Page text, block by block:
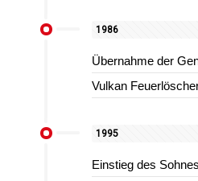
1986
Übernahme der
Vulkan
1995
Einstieg des